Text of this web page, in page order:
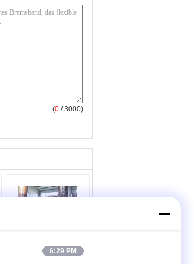
(0 / 3000)
Bindung für Traktoren
6:29 PM